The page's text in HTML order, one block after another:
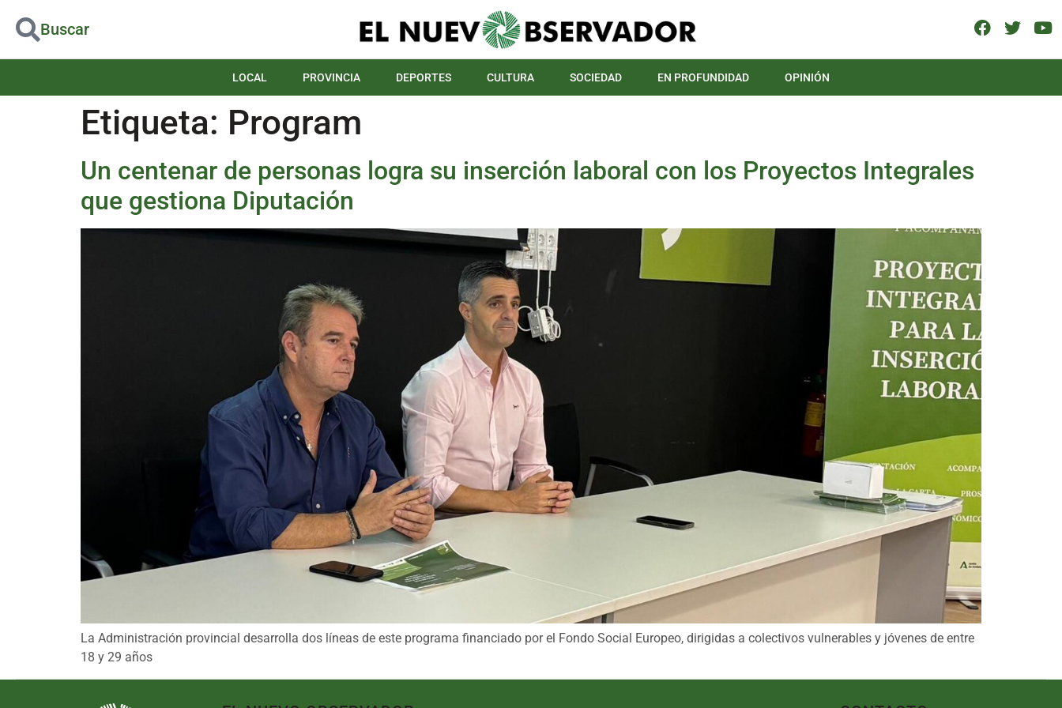
Buscar
LOCAL PROVINCIA DEPORTES CULTURA SOCIEDAD EN PROFUNDIDAD OPINIÓN
Etiqueta: Program
Un centenar de personas logra su inserción laboral con los Proyectos Integrales
que gestiona Diputación
La Administración provincial desarrolla dos líneas de este programa financiado por el Fondo Social Europeo, dirigidas a colectivos vulnerables y jóvenes de entre
18 y 29 años